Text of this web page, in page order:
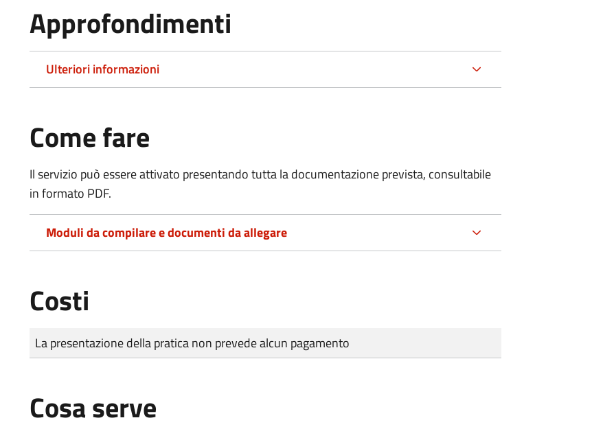
Approfondimenti
Ulteriori informazioni
Come fare
Il servizio può essere attivato presentando tutta la documentazione prevista, consultabile
in formato PDF.
Moduli da compilare e documenti da allegare
Costi
Tipo di pagamento
Importo
La presentazione della pratica non prevede alcun pagamento
Cosa serve